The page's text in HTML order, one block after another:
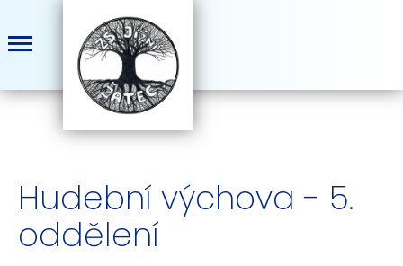
Hudební výchova - 5.
oddělení